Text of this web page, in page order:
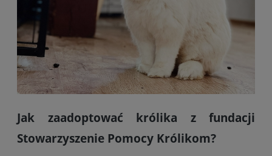
Jak zaadoptować królika z fundacji
Stowarzyszenie Pomocy Królikom?